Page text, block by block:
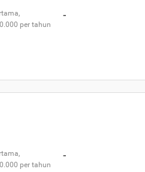
per tahun
-
per tahun
-